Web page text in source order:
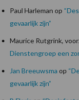
Paul Harleman op
gevaarlijk zijn”
Maurice Rutgrink,
Dienstengroep een
Jan Breeuwsma op
gevaarlijk zijn”